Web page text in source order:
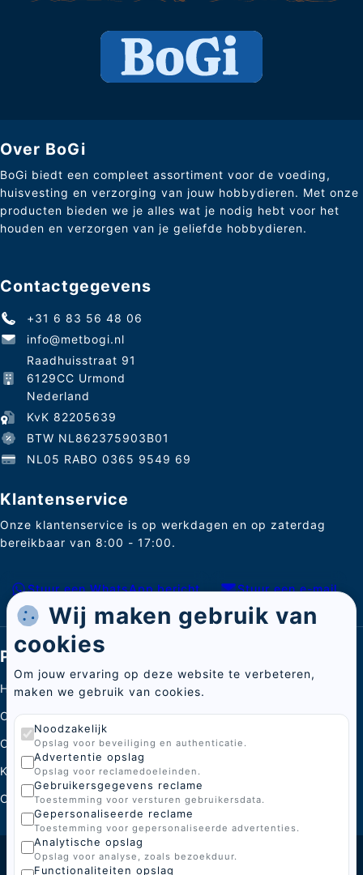
Wij maken gebruik van
cookies
Om jouw ervaring op deze website te verbeteren,
maken we gebruik van cookies.
Noodzakelijk
Opslag voor beveiliging en authenticatie.
Advertentie opslag
Opslag voor reclamedoeleinden.
Gebruikersgegevens reclame
Toestemming voor versturen gebruikersdata.
Gepersonaliseerde reclame
Toestemming voor gepersonaliseerde advertenties.
Analytische opslag
Opslag voor analyse, zoals bezoekduur.
Functionaliteiten opslag
Over BoGi
BoGi biedt een compleet assortiment voor de voeding,
huisvesting en verzorging van jouw hobbydieren. Met onze
producten bieden we je alles wat je nodig hebt voor het
houden en verzorgen van je geliefde hobbydieren.
Contactgegevens
+31 6 83 56 48 06
info@metbogi.nl
Raadhuisstraat 91
6129CC Urmond
Nederland
KvK 82205639
BTW NL862375903B01
NL05 RABO 0365 9549 69
Klantenservice
Onze klantenservice is op werkdagen en op zaterdag
bereikbaar van 8:00 - 17:00.
Stuur een WhatsApp bericht Stuur een e-mail
Pagina's
Home
Categorieën
Over ons
Kenniscentrum
Contact
© 2026 BoGi